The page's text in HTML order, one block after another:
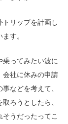
リップを計画し
す。
乗ってみたい波に
会社に休みの申請
などを考えて、
ろうとしたら、
うだったってこ
ライダー